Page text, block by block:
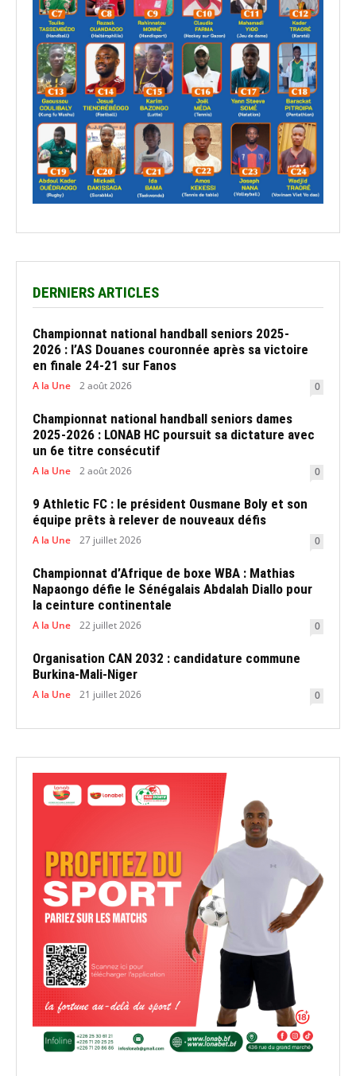
DERNIERS ARTICLES
Championnat national handball seniors 2025-
2026 : l’AS Douanes couronnée après sa victoire
en finale 24-21 sur Fanos
A la Une 2 août 2026 0
Championnat national handball seniors dames
2025-2026 : LONAB HC poursuit sa dictature avec
un 6e titre consécutif
A la Une 2 août 2026 0
9 Athletic FC : le président Ousmane Boly et son
équipe prêts à relever de nouveaux défis
A la Une 27 juillet 2026 0
Championnat d’Afrique de boxe WBA : Mathias
Napaongo défie le Sénégalais Abdalah Diallo pour
la ceinture continentale
A la Une 22 juillet 2026 0
Organisation CAN 2032 : candidature commune
Burkina-Mali-Niger
A la Une 21 juillet 2026 0